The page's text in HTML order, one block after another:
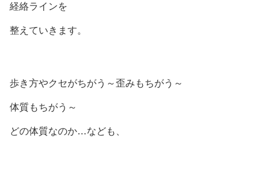
経絡ラインを
整えていきます。
歩き方やクセがちがう～歪みもちがう～
体質もちがう～
どの体質なのか…なども、